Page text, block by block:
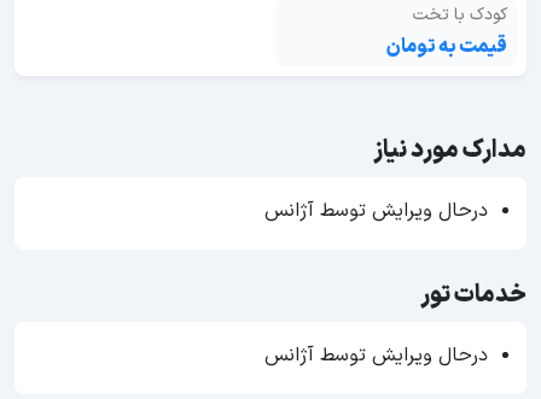
کودک با تخت
قیمت به تومان
مدارک مورد نیاز
درحال ویرایش توسط آژانس
خدمات تور
درحال ویرایش توسط آژانس